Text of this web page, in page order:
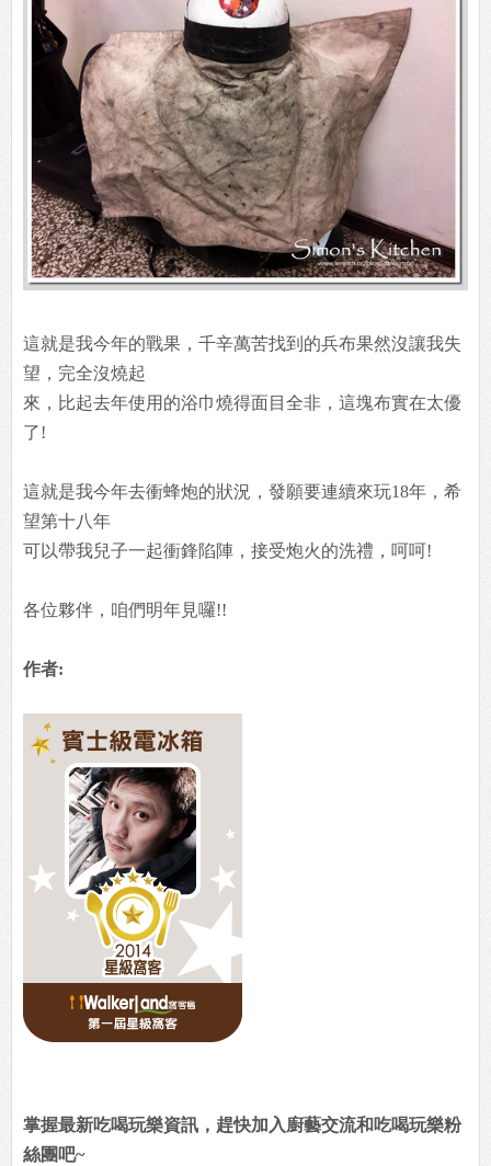
這就是我今年的戰果，千辛萬苦找到的兵布果然沒讓我失
望，完全沒燒起
來，比起去年使用的浴巾燒得面目全非，這塊布實在太優
了!
這就是我今年去衝蜂炮的狀況，發願要連續來玩18年，希
望第十八年
可以帶我兒子一起衝鋒陷陣，接受炮火的洗禮，呵呵!
各位夥伴，咱們明年見囉!!
作者:
掌握最新吃喝玩樂資訊，趕快加入廚藝交流和吃喝玩樂粉
絲團吧~